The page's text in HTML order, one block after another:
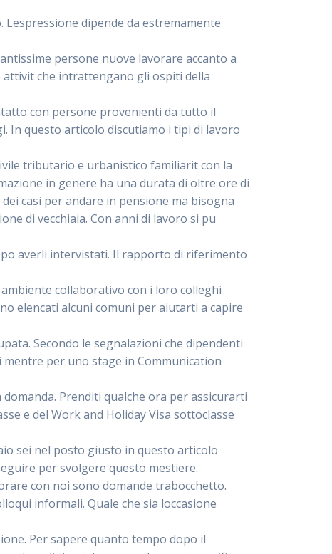
dipende da estremamente
persone nuove lavorare accanto a
che intrattengano gli ospiti della
con persone provenienti da tutto il
In questo articolo discutiamo i tipi di lavoro
tributario e urbanistico familiarit con la
in genere ha una durata di oltre ore di
casi per andare in pensione ma bisogna
di vecchiaia. Con anni di lavoro si pu
averli intervistati. Il rapporto di riferimento
collaborativo con i loro colleghi
elencati alcuni comuni per aiutarti a capire
Secondo le segnalazioni che dipendenti
per uno stage in Communication
Prenditi qualche ora per assicurarti
e del Work and Holiday Visa sottoclasse
sei nel posto giusto in questo articolo
per svolgere questo mestiere.
con noi sono domande trabocchetto.
informali. Quale che sia loccasione
Per sapere quanto tempo dopo il